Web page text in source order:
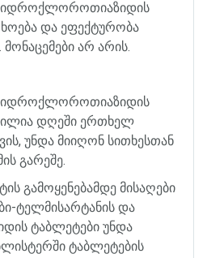
და ეფექტურობა
. მონაცემები არ არის.
დღეში ერთხელ
, უნდა მიიღონ სითხესთან
გარეშე.
გამოყენებამდე მისაღები
-ტელმისარტანის და
ტაბლეტები უნდა
ტაბლეტების